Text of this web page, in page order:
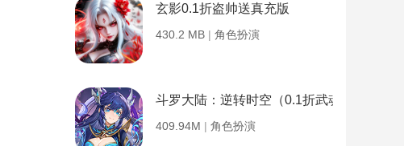
玄影0.1折盗帅送真充版
430.2 MB | 角色扮演
斗罗大陆：逆转时空（0.1折武魂觉醒）
409.94M | 角色扮演